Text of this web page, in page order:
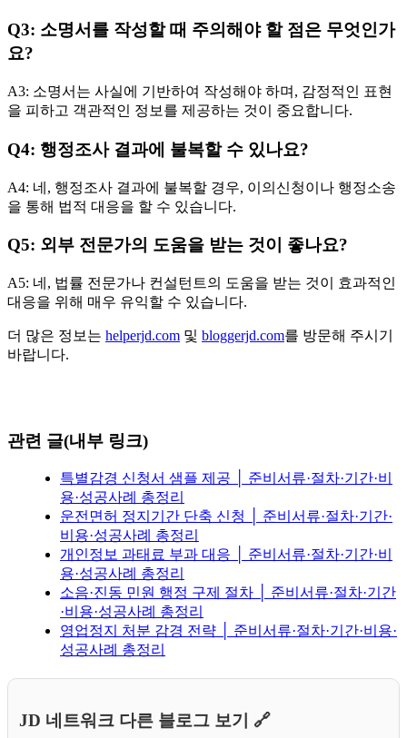
Q3: 소명서를 작성할 때 주의해야 할 점은 무엇인가
요?
A3: 소명서는 사실에 기반하여 작성해야 하며, 감정적인 표현
을 피하고 객관적인 정보를 제공하는 것이 중요합니다.
Q4: 행정조사 결과에 불복할 수 있나요?
A4: 네, 행정조사 결과에 불복할 경우, 이의신청이나 행정소송
을 통해 법적 대응을 할 수 있습니다.
Q5: 외부 전문가의 도움을 받는 것이 좋나요?
A5: 네, 법률 전문가나 컨설턴트의 도움을 받는 것이 효과적인
대응을 위해 매우 유익할 수 있습니다.
더 많은 정보는 helperjd.com 및 bloggerjd.com를 방문해 주시기
바랍니다.
관련 글(내부 링크)
특별감경 신청서 샘플 제공 │ 준비서류·절차·기간·비
용·성공사례 총정리
운전면허 정지기간 단축 신청 │ 준비서류·절차·기간·
비용·성공사례 총정리
개인정보 과태료 부과 대응 │ 준비서류·절차·기간·비
용·성공사례 총정리
소음·진동 민원 행정 구제 절차 │ 준비서류·절차·기간
·비용·성공사례 총정리
영업정지 처분 감경 전략 │ 준비서류·절차·기간·비용·
성공사례 총정리
JD 네트워크 다른 블로그 보기 🔗